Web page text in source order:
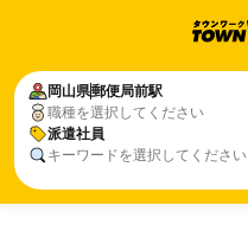
岡山県郵便局前駅
職種を選択してください
派遣社員
キーワードを選択してください